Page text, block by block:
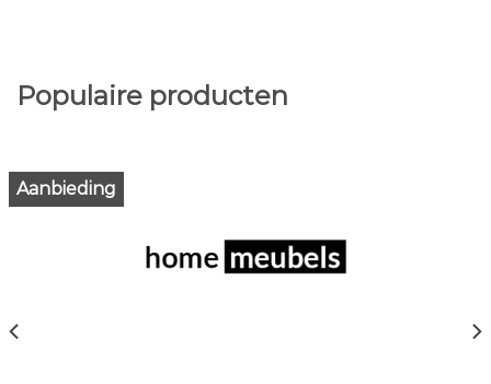
Populaire producten
Aanbieding